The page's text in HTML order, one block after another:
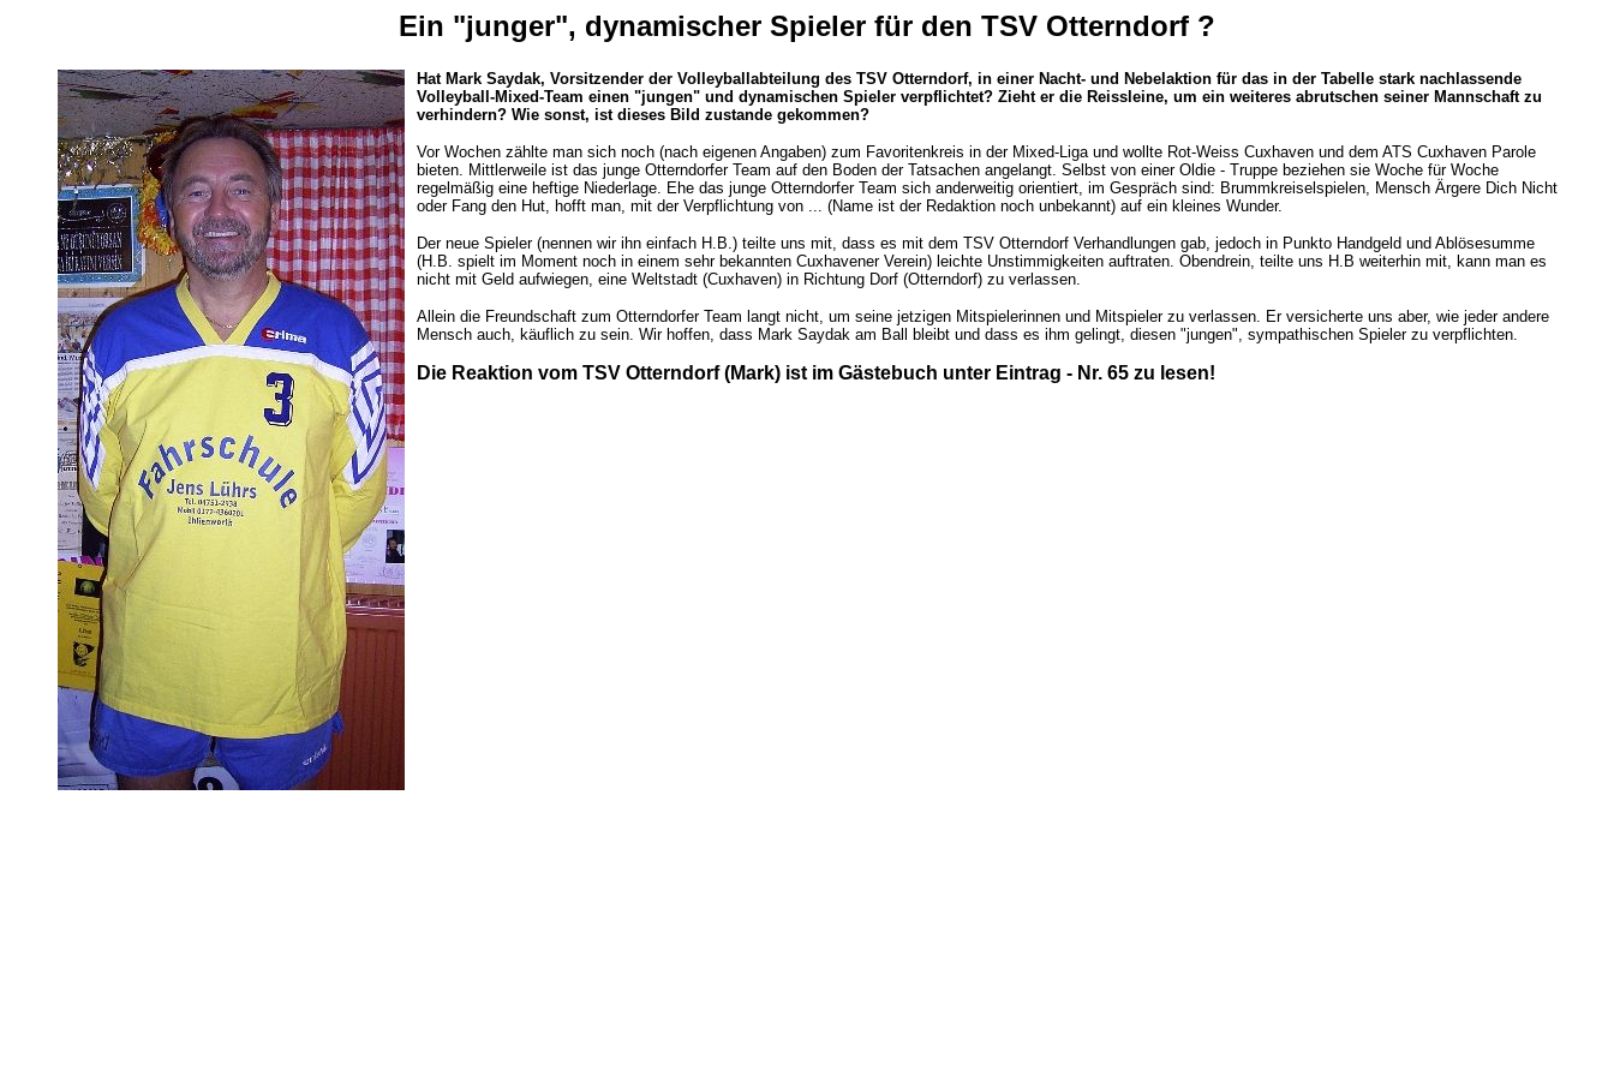
Ein "junger", dynamischer Spieler für den TSV Otterndorf ?
Hat Mark Saydak, Vorsitzender der Volleyballabteilung des TSV Otterndorf, in einer Nacht- und Nebelaktion für das in der Tabelle stark nachlassende
Volleyball-Mixed-Team einen "jungen" und dynamischen Spieler verpflichtet? Zieht er die Reissleine, um ein weiteres abrutschen seiner Mannschaft zu
verhindern? Wie sonst, ist dieses Bild zustande gekommen?
Vor Wochen zählte man sich noch (nach eigenen Angaben) zum Favoritenkreis in der Mixed-Liga und wollte Rot-Weiss Cuxhaven und dem ATS Cuxhaven Parole
bieten. Mittlerweile ist das junge Otterndorfer Team auf den Boden der Tatsachen angelangt. Selbst von einer Oldie - Truppe beziehen sie Woche für Woche
regelmäßig eine heftige Niederlage. Ehe das junge Otterndorfer Team sich anderweitig orientiert, im Gespräch sind: Brummkreiselspielen, Mensch Ärgere Dich Nicht
oder Fang den Hut, hofft man, mit der Verpflichtung von ... (Name ist der Redaktion noch unbekannt) auf ein kleines Wunder.
Der neue Spieler (nennen wir ihn einfach H.B.) teilte uns mit, dass es mit dem TSV Otterndorf Verhandlungen gab, jedoch in Punkto Handgeld und Ablösesumme
(H.B. spielt im Moment noch in einem sehr bekannten Cuxhavener Verein) leichte Unstimmigkeiten auftraten. Obendrein, teilte uns H.B weiterhin mit, kann man es
nicht mit Geld aufwiegen, eine Weltstadt (Cuxhaven) in Richtung Dorf (Otterndorf) zu verlassen.
Allein die Freundschaft zum Otterndorfer Team langt nicht, um seine jetzigen Mitspielerinnen und Mitspieler zu verlassen. Er versicherte uns aber, wie jeder andere
Mensch auch, käuflich zu sein. Wir hoffen, dass Mark Saydak am Ball bleibt und dass es ihm gelingt, diesen "jungen", sympathischen Spieler zu verpflichten.
Die Reaktion vom TSV Otterndorf (Mark) ist im Gästebuch unter Eintrag - Nr. 65 zu lesen!